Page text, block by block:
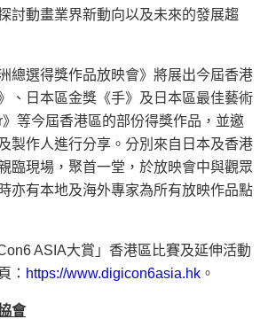
討動畫業界新動向以及未來的發展趨
總選得獎作品放映會》將展出今屆香港
、日本區金獎《手》及日本區最佳藝術
等今屆香港區的部份得獎作品，並邀
製作人進行分享。分別來自日本及香港
臨現場，聚首一堂，於放映會中與觀眾
亦有本地及海外專家為所有放映作品點
ASIA大賞」香港區比賽及延伸活動
： https://www.digicon6asia.hk 。
會